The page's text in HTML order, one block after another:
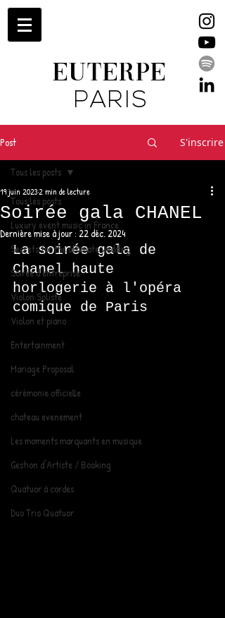
EUTERPE
PARIS
Post S'inscrire
Tous les posts
Luxury event music in France
Secrets for the ultimate wedding
Soirée d'entreprise
Violon Soliste
Violon et piano
Entertainment
Mariage Proposal
cérémonie officielle
chateau evenement
Les moments marquants en musique
Gestion d'Artiste / Booking
Quatuor à cordes
Duo Trio Quatuor
Tous les posts
Soirée gala CHANEL
19 juin 20232 min de lecture
Dernière mise à jour :22 déc. 2024
La soirée gala de
Chanel haute
horlogerie à l'opéra
comique de Paris